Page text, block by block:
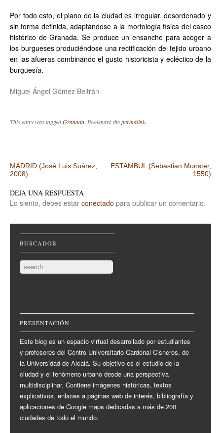
Por todo esto, el plano de la ciudad es irregular, desordenado y
sin forma definida, adaptándose a la morfología física del casco
histórico de Granada. Se produce un ensanche para acoger a
los burgueses produciéndose una rectificación del tejido urbano
en las afueras combinando el gusto historicista y ecléctico de la
burguesía.
Miguel Ángel Gómez Beltrán
This entry was taggedGranada. Bookmark thepermalink.
Post navigation
MADRID (José Luis Suárez,
2008)
ESTAMBUL (Sebastian Munster,
1550)
DEJA UNA RESPUESTA
Lo siento, debes estar conectado para publicar un comentario.
BUSCADOR
Search
PRESENTACIÓN
Este blog es un espacio virtual desarrollado por estudiantes
y profesores del Centro Universitario Cardenal Cisneros, de
la Universidad de Alcalá. Su objetivo es el estudio de la
ciudad y el fenómeno urbano desde una perspectiva
multidisciplinar. Contiene imágenes históricas, textos
explicativos, enlaces a páginas web de interés, bibliografía y
aplicaciones de Google maps dedicadas a más de 200
ciudades de todo el mundo.